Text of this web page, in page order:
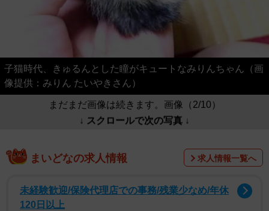
子猫時代、きゅるんとした瞳がキュートなみりんちゃん（画
像提供：みりん たいやきさん）
まだまだ画像は続きます。画像（2/10）
↓ スクロールで次の写真 ↓
まいどなの求人情報 求人情報一覧へ
未経験歓迎/保険代理店での事務/残業少なめ/年休
120日以上